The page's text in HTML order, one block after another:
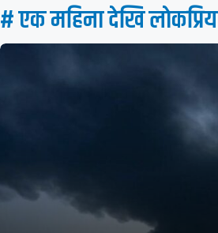
# एक महिना देखि लाेकप्रिय